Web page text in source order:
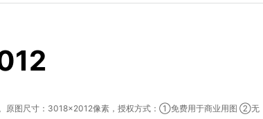
原图尺寸：3018×2012像素，授权方式：①免费用于商业用图 ②无